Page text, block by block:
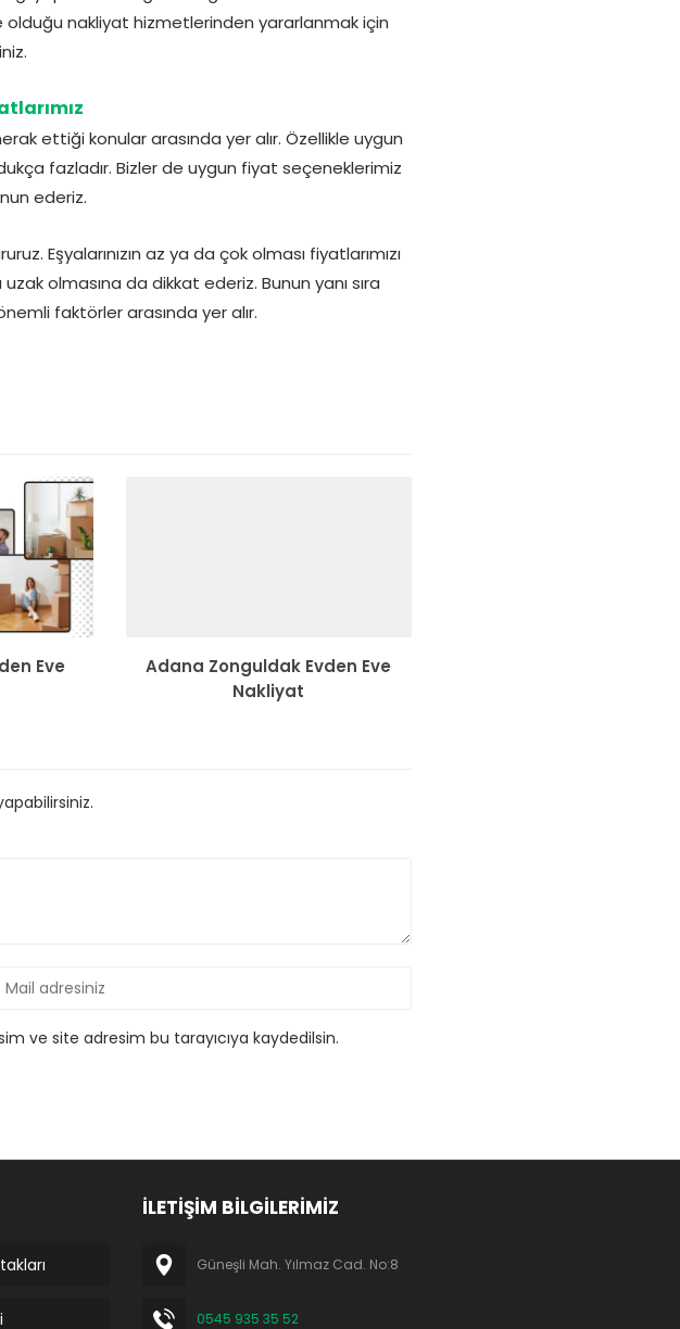
olduğu nakliyat hizmetlerinden yararlanmak için
ettiği konular arasında yer alır. Özellikle uygun
fazladır. Bizler de uygun fiyat seçeneklerimiz
ederiz.
Eşyalarınızın az ya da çok olması fiyatlarımızı
olmasına da dikkat ederiz. Bunun yanı sıra
faktörler arasında yer alır.
Eve
Adana Zonguldak Evden Eve
Nakliyat
ve site adresim bu tarayıcıya kaydedilsin.
İLETİŞİM BİLGİLERİMİZ
Güneşli Mah. Yılmaz Cad. No:8
0545 935 35 52